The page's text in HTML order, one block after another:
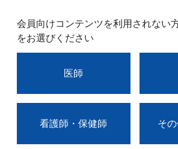
会員向けコンテンツを利用されない
をお選びください
医師
看護師・保健師 そ